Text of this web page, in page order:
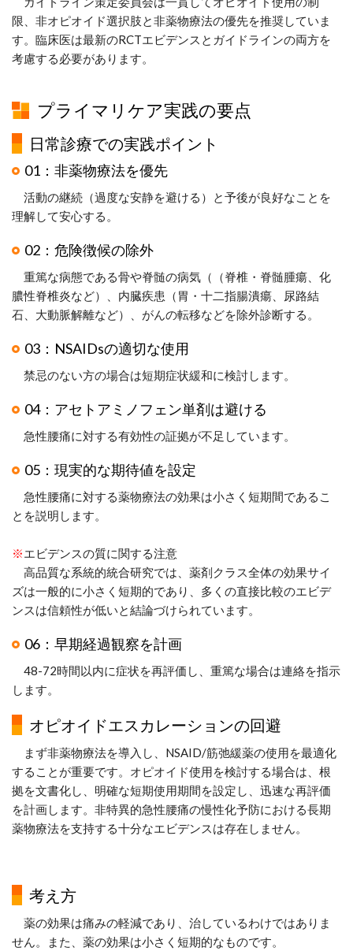
限、非オピオイド選択肢と非薬物療法の優先を推奨していま
す。臨床医は最新のRCTエビデンスとガイドラインの両方を
考慮する必要があります。
プライマリケア実践の要点
日常診療での実践ポイント
01：非薬物療法を優先
活動の継続（過度な安静を避ける）と予後が良好なことを
理解して安心する。
02：危険徴候の除外
重篤な病態である骨や脊髄の病気（（脊椎・脊髄腫瘍、化
膿性脊椎炎など）、内臓疾患（胃・十二指腸潰瘍、尿路結
石、大動脈解離など）、がんの転移などを除外診断する。
03：NSAIDsの適切な使用
禁忌のない方の場合は短期症状緩和に検討します。
04：アセトアミノフェン単剤は避ける
急性腰痛に対する有効性の証拠が不足しています。
05：現実的な期待値を設定
急性腰痛に対する薬物療法の効果は小さく短期間であるこ
とを説明します。
※エビデンスの質に関する注意
高品質な系統的統合研究では、薬剤クラス全体の効果サイ
ズは一般的に小さく短期的であり、多くの直接比較のエビデ
ンスは信頼性が低いと結論づけられています。
06：早期経過観察を計画
48-72時間以内に症状を再評価し、重篤な場合は連絡を指示
します。
オピオイドエスカレーションの回避
まず非薬物療法を導入し、NSAID/筋弛緩薬の使用を最適化
することが重要です。オピオイド使用を検討する場合は、根
拠を文書化し、明確な短期使用期間を設定し、迅速な再評価
を計画します。非特異的急性腰痛の慢性化予防における長期
薬物療法を支持する十分なエビデンスは存在しません。
考え方
薬の効果は痛みの軽減であり、治しているわけではありま
せん。また、薬の効果は小さく短期的なものです。